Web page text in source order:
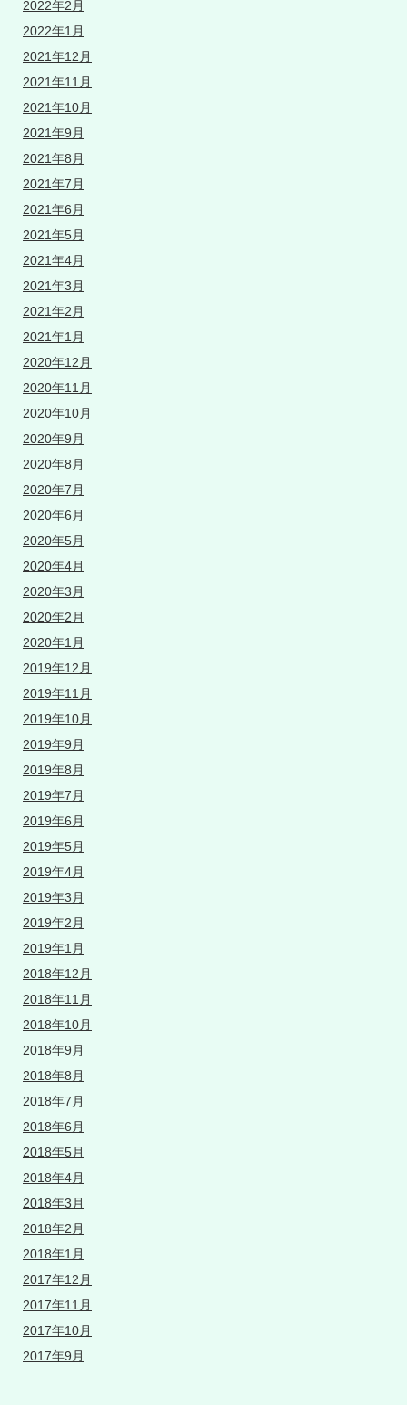
2022年2月
2022年1月
2021年12月
2021年11月
2021年10月
2021年9月
2021年8月
2021年7月
2021年6月
2021年5月
2021年4月
2021年3月
2021年2月
2021年1月
2020年12月
2020年11月
2020年10月
2020年9月
2020年8月
2020年7月
2020年6月
2020年5月
2020年4月
2020年3月
2020年2月
2020年1月
2019年12月
2019年11月
2019年10月
2019年9月
2019年8月
2019年7月
2019年6月
2019年5月
2019年4月
2019年3月
2019年2月
2019年1月
2018年12月
2018年11月
2018年10月
2018年9月
2018年8月
2018年7月
2018年6月
2018年5月
2018年4月
2018年3月
2018年2月
2018年1月
2017年12月
2017年11月
2017年10月
2017年9月